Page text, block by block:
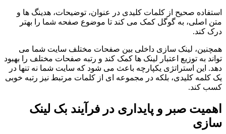
استفاده صحیح از کلمات کلیدی در عنوان، توضیحات، هدینگ ها و
متن اصلی، به گوگل کمک می کند تا موضوع صفحه شما را بهتر
درک کند.
همچنین، لینک سازی داخلی بین صفحات مختلف سایت شما می
تواند به توزیع اعتبار لینک ها کمک کند و رتبه صفحات مختلف را بهبود
دهد. این استراتژی یکپارچه باعث می شود که سایت شما نه تنها در
یک کلمه کلیدی، بلکه در مجموعه ای از کلمات مرتبط نیز رتبه خوبی
کسب کند.
اهمیت صبر و پایداری در فرآیند بک لینک
سازی